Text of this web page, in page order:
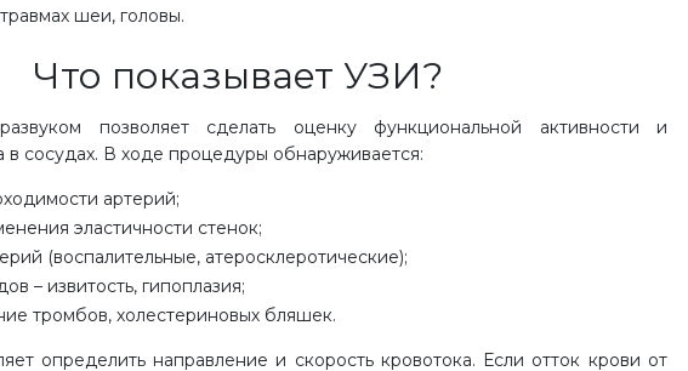
шеи, головы.
Что показывает УЗИ?
позволяет сделать оценку функциональной активности и
в сосудах. В ходе процедуры обнаруживается:
артерий;
эластичности стенок;
(воспалительные, атеросклеротические);
– извитость, гипоплазия;
тромбов, холестериновых бляшек.
определить направление и скорость кровотока. Если отток крови от